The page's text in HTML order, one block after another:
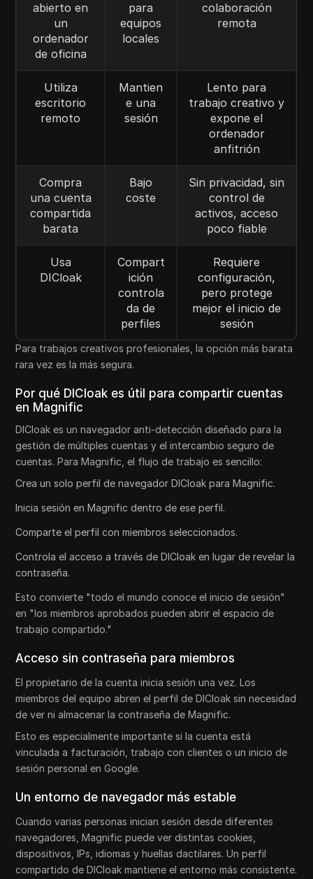
abierto en
un
ordenador
de oficina
para
equipos
locales
colaboración
remota
Utiliza
escritorio
remoto
Mantien
e una
sesión
Lento para
trabajo creativo y
expone el
ordenador
anfitrión
Compra
una cuenta
compartida
barata
Bajo
coste
Sin privacidad, sin
control de
activos, acceso
poco fiable
Usa
DICloak
Compart
ición
controla
da de
perfiles
Requiere
configuración,
pero protege
mejor el inicio de
sesión
Para trabajos creativos profesionales, la opción más barata
rara vez es la más segura.
Por qué DICloak es útil para compartir cuentas
en Magnific
DICloak es un navegador anti-detección diseñado para la
gestión de múltiples cuentas y el intercambio seguro de
cuentas. Para Magnific, el flujo de trabajo es sencillo:
Crea un solo perfil de navegador DICloak para Magnific.
Inicia sesión en Magnific dentro de ese perfil.
Comparte el perfil con miembros seleccionados.
Controla el acceso a través de DICloak en lugar de revelar la
contraseña.
Esto convierte "todo el mundo conoce el inicio de sesión"
en "los miembros aprobados pueden abrir el espacio de
trabajo compartido."
Acceso sin contraseña para miembros
El propietario de la cuenta inicia sesión una vez. Los
miembros del equipo abren el perfil de DICloak sin necesidad
de ver ni almacenar la contraseña de Magnific.
Esto es especialmente importante si la cuenta está
vinculada a facturación, trabajo con clientes o un inicio de
sesión personal en Google.
Un entorno de navegador más estable
Cuando varias personas inician sesión desde diferentes
navegadores, Magnific puede ver distintas cookies,
dispositivos, IPs, idiomas y huellas dactilares. Un perfil
compartido de DICloak mantiene el entorno más consistente.